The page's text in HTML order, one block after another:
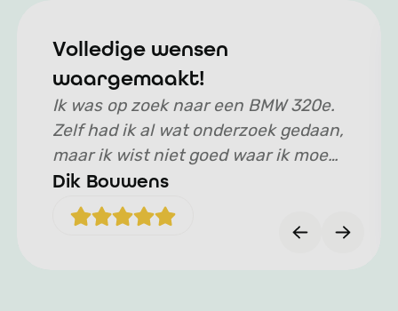
Volledige wensen
waargemaakt!
Ik was op zoek naar een BMW 320e.
Zelf had ik al wat onderzoek gedaan,
maar ik wist niet goed waar ik moest
beginnen met zoeken. Via de hulp
van De Haar heb ik er uiteindelijk
één kunnen bemachtigen. Ik werd
Dik Bouwens